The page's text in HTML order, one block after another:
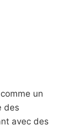
un
des
avec des